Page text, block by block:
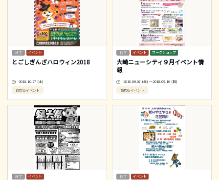
イベント
とごしぎんざハロウィン2018
2018.10.27 (土)
商店街イベント
イベント ワークショップ
大崎ニューシティ９月イベント情
報
2018.09.07 (金) ～2018.09.16 (日)
商店街イベント
イベント イベント